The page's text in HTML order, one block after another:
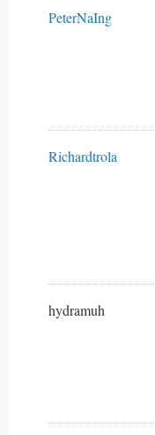
PeterNaIng
Richardtrola
hydramuh